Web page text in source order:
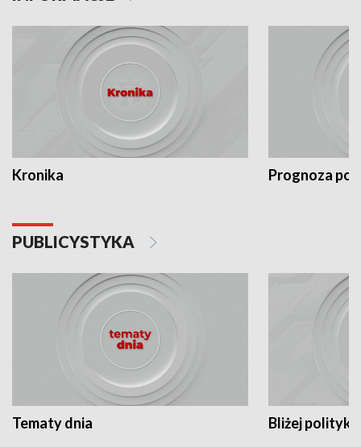
Kronika Prognoza
PUBLICYSTYKA
Tematy dnia Bliżej polityki